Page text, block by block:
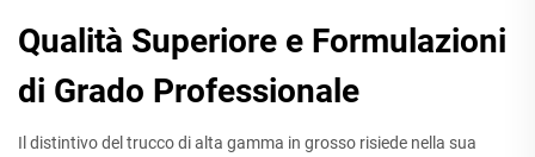
Qualità Superiore e Formulazioni
di Grado Professionale
Il distintivo del trucco di alta gamma in grosso risiede nella sua